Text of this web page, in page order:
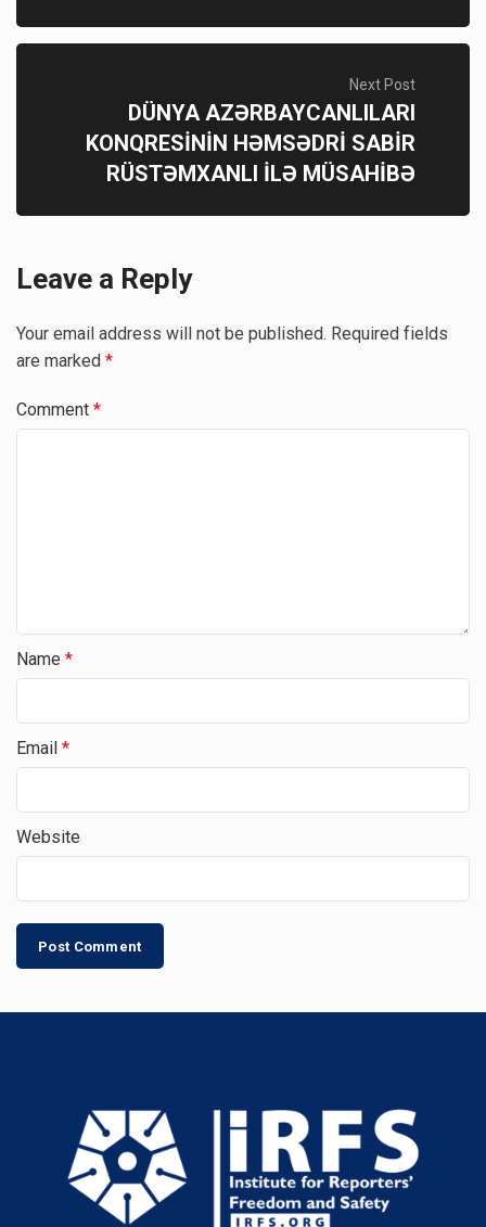
Next Post
DÜNYA AZƏRBAYCANLILARI
KONQRESİNİN HƏMSƏDRİ SABİR
RÜSTƏMXANLI İLƏ MÜSAHİBƏ
Leave a Reply
Your email address will not be published. Required fields
are marked *
Comment *
Name *
Email *
Website